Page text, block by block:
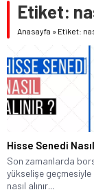
Etiket:
Anasayfa » Etiket:
Hisse Senedi Nasıl
Son zamanlarda
yükselişe geçmesiyle
nasıl alınır...